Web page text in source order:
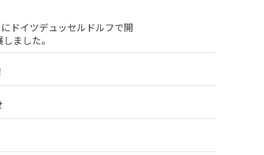
ドイツデュッセルドルフで開
ました。